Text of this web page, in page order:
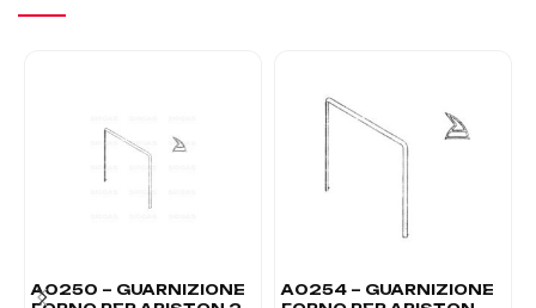
A0250 – GUARNIZIONE
A0254 – GUARNIZIONE